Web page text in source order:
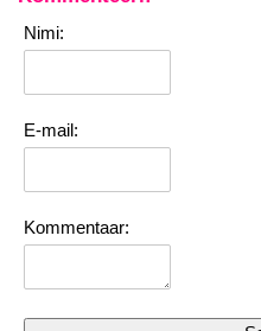
Nimi:
E-mail:
Kommentaar: